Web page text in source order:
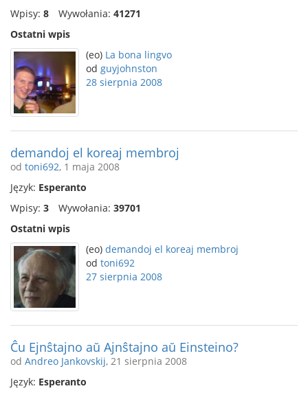
Wpisy: 8 Wywołania: 41271
Ostatni wpis
(eo) La bona lingvo
od guyjohnston
28 sierpnia 2008
demandoj el koreaj membroj
od toni692, 1 maja 2008
Język: Esperanto
Wpisy: 3 Wywołania: 39701
Ostatni wpis
(eo) demandoj el koreaj membroj
od toni692
27 sierpnia 2008
Ĉu Ejnŝtajno aŭ Ajnŝtajno aŭ Einsteino?
od Andreo Jankovskij, 21 sierpnia 2008
Język: Esperanto